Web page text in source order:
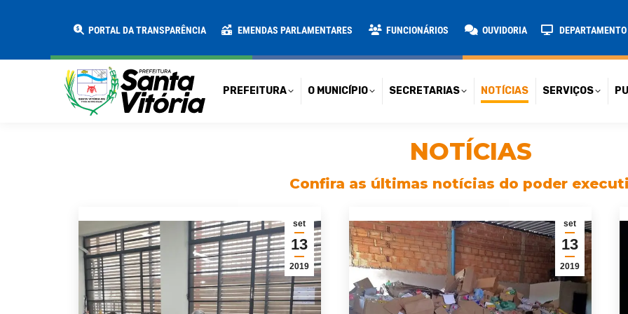
PORTAL DA TRANSPARÊNCIA EMENDAS PARLAMENTARES FUNCIONÁRIOS OUVIDORIA
PREFEITURA O MUNICÍPIO SECRETARIAS NOTÍCIAS SERVIÇOS
NOTÍCIAS
Confira as últimas notícias do poder
set
13
2019
set
13
2019